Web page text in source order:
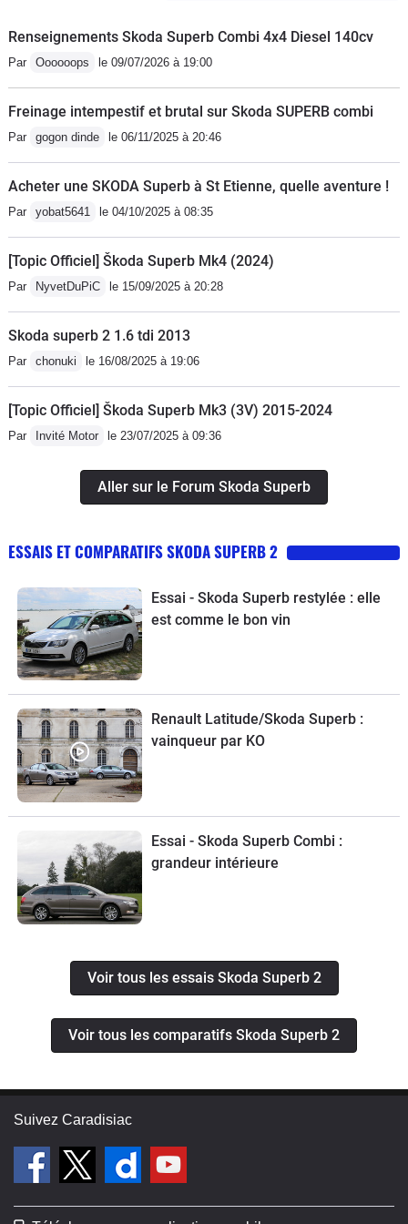
Renseignements Skoda Superb Combi 4x4 Diesel 140cv
Par Oooooops le 09/07/2026 à 19:00
Freinage intempestif et brutal sur Skoda SUPERB combi
Par gogon dinde le 06/11/2025 à 20:46
Acheter une SKODA Superb à St Etienne, quelle aventure !
Par yobat5641 le 04/10/2025 à 08:35
[Topic Officiel] Škoda Superb Mk4 (2024)
Par NyvetDuPiC le 15/09/2025 à 20:28
Skoda superb 2 1.6 tdi 2013
Par chonuki le 16/08/2025 à 19:06
[Topic Officiel] Škoda Superb Mk3 (3V) 2015-2024
Par Invité Motor le 23/07/2025 à 09:36
Aller sur le Forum Skoda Superb
ESSAIS ET COMPARATIFS SKODA SUPERB 2
Essai - Skoda Superb restylée : elle
est comme le bon vin
Renault Latitude/Skoda Superb :
vainqueur par KO
Essai - Skoda Superb Combi :
grandeur intérieure
Voir tous les essais Skoda Superb 2
Voir tous les comparatifs Skoda Superb 2
Suivez Caradisiac